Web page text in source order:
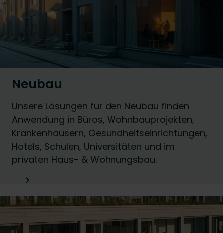
Neubau
Unsere Lösungen für den Neubau finden
Anwendung in Büros, Wohnbauprojekten,
Krankenhäusern, Gesundheitseinrichtungen,
Hotels, Schulen, Universitäten und im
privaten Haus- & Wohnungsbau.